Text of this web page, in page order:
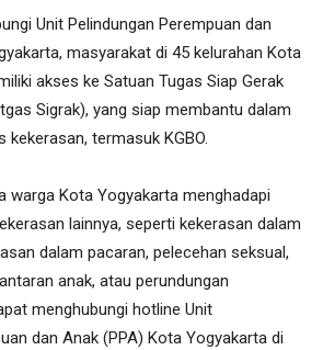
Unit Pelindungan Perempuan dan
masyarakat di 45 kelurahan Kota
akses ke Satuan Tugas Siap Gerak
Sigrak), yang siap membantu dalam
kekerasan, termasuk KGBO.
warga Kota Yogyakarta menghadapi
lainnya, seperti kekerasan dalam
dalam pacaran, pelecehan seksual,
anak, atau perundungan
menghubungi hotline Unit
dan Anak (PPA) Kota Yogyakarta di